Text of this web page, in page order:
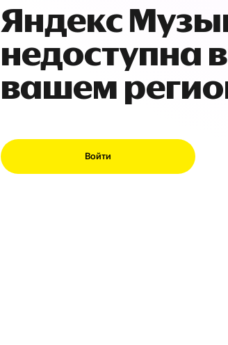
Яндекс
недоступна в
вашем
Войти